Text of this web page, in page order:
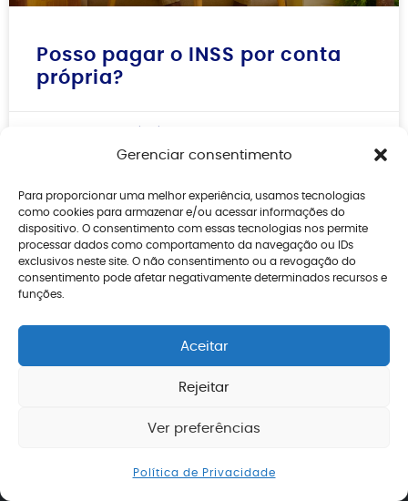
Gerenciar consentimento
Para proporcionar uma melhor experiência, usamos tecnologias
como cookies para armazenar e/ou acessar informações do
dispositivo. O consentimento com essas tecnologias nos permite
processar dados como comportamento da navegação ou IDs
exclusivos neste site. O não consentimento ou a revogação do
consentimento pode afetar negativamente determinados recursos e
funções.
Aceitar
Rejeitar
Ver preferências
Política de Privacidade
Posso pagar o INSS por conta
própria?
Lemos de Miranda Advogados é um escritório
de advocacia com atuação focada em Direito
Previdenciário, prestando assessoria jurídica a
segurados do INSS, inclusive brasileiros
residentes no exterior, em todo o Brasil, com
atendimento presencial e online.
Sobre o escritório
Áreas de atuação